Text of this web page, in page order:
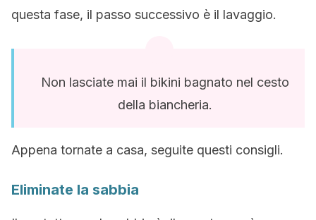
questa fase, il passo successivo è il lavaggio.
Non lasciate mai il bikini bagnato nel cesto
della biancheria.
Appena tornate a casa, seguite questi consigli.
Eliminate la sabbia